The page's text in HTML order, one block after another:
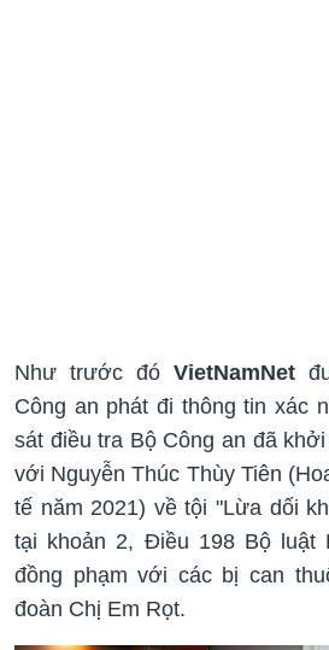
Như trước đó VietNamNet
Công an phát đi thông tin xác
sát điều tra Bộ Công an đã
với Nguyễn Thúc Thùy Tiên
tế năm 2021) về tội "Lừa dối
tại khoản 2, Điều 198 Bộ
đồng phạm với các bị can
đoàn Chị Em Rọt.